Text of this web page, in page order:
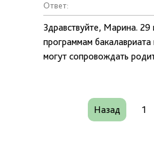
Ответ:
Здравствуйте, Марина.
программам
могут сопровождать
Назад 1